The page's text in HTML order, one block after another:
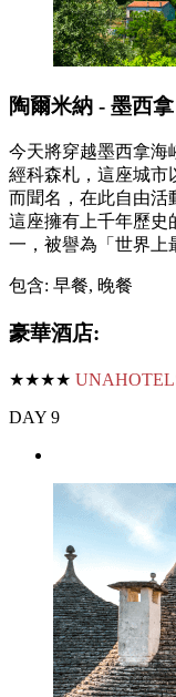
陶爾米納 - 墨西
今天將穿越墨西拿海
經科森札，這座城市
而聞名，在此自由活
這座擁有上千年歷史
一，被譽為「世界上
包含: 早餐, 晚餐
豪華酒店:
★★★★
DAY 9